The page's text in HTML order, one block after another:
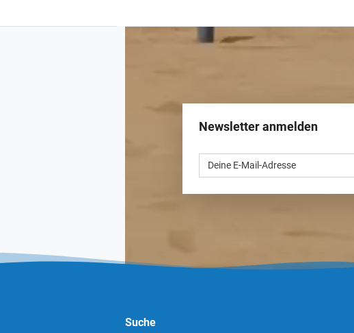
Newsletter anmelden
Suche